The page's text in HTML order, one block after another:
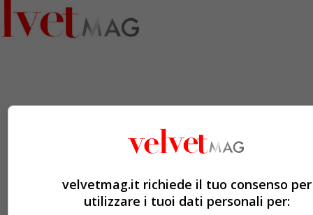
velvetmag.it richiede il tuo consenso per
utilizzare i tuoi dati personali per: